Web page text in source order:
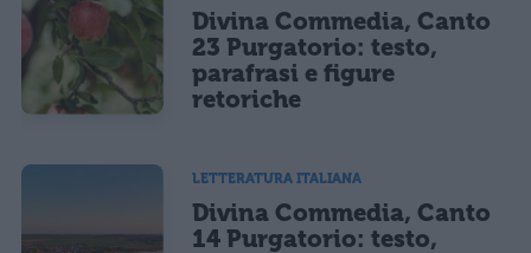
Divina Commedia, Canto
23 Purgatorio: testo,
parafrasi e figure
retoriche
LETTERATURA ITALIANA
Divina Commedia, Canto
14 Purgatorio: testo,